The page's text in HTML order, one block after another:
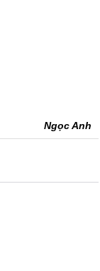
Ngọc Anh